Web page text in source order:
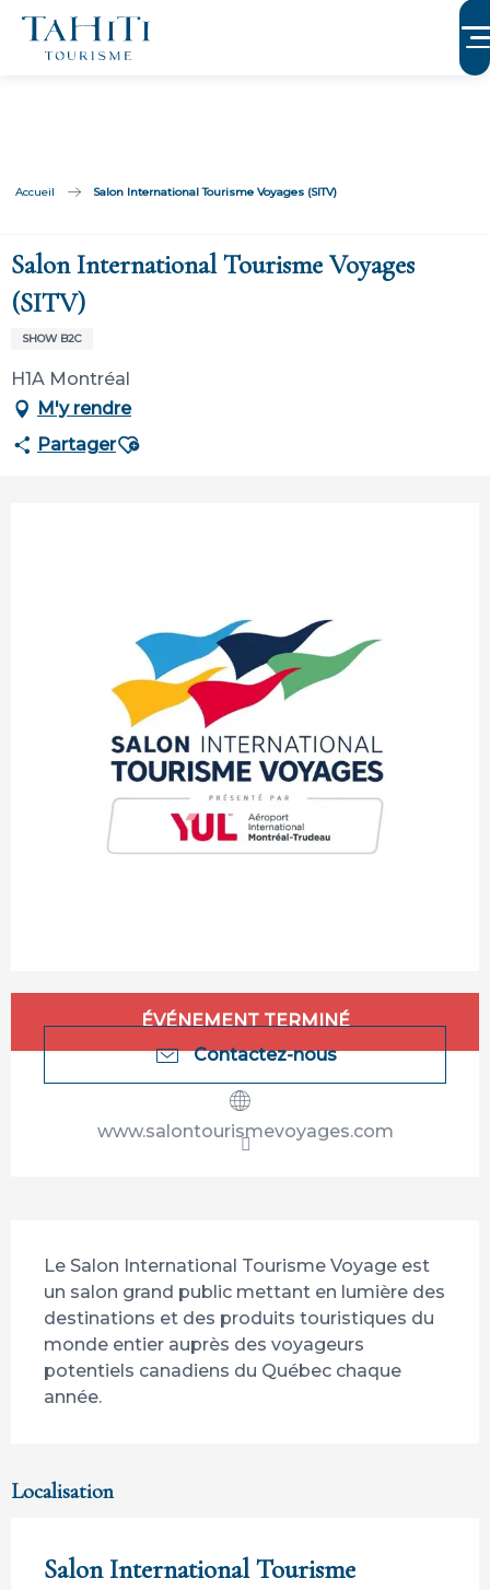
Aller
contenu
Accueil Salon International Tourisme Voyages (SITV)
Salon International Tourisme Voyages
(SITV)
SHOW B2C
H1A Montréal
M'y rendre
PartagerAjouter aux favoris
Ouverture et coordonnées
ÉVÉNEMENT TERMINÉ
Contactez-nous
www.salontourismevoyages.com
Le Salon International Tourisme Voyage est
un salon grand public mettant en lumière des
destinations et des produits touristiques du
monde entier auprès des voyageurs
potentiels canadiens du Québec chaque
année.
Localisation
Salon International Tourisme